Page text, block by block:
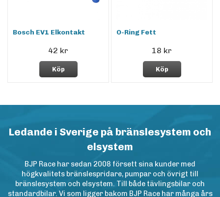
Bosch EV1 Elkontakt
42 kr
Köp
O-Ring Fett
18 kr
Köp
Ledande i Sverige på bränslesystem och
elsystem
BJP Race har sedan 2008 försett sina kunder med
högkvalitets bränslespridare, pumpar och övrigt till
bränslesystem och elsystem. Till både tävlingsbilar och
standardbilar. Vi som ligger bakom BJP Race har många års